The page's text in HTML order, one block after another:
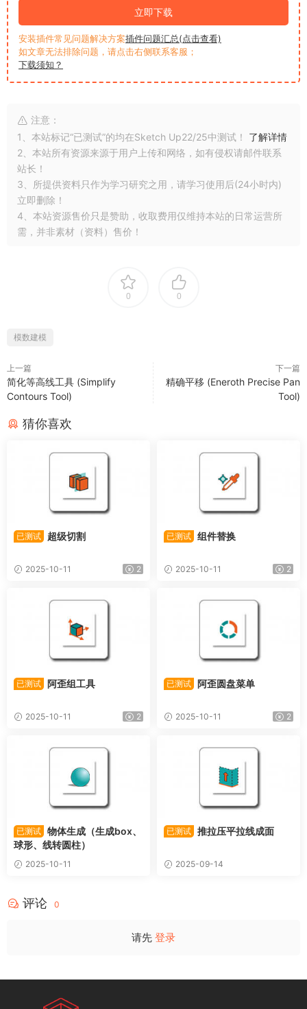
立即下载
安装插件常见问题解决方案插件问题汇总(点击查看)
如文章无法排除问题，请点击右侧联系客服；
下载须知？
注意：
1、本站标记“已测试”的均在Sketch Up22/25中测试！ 了解详情
2、本站所有资源来源于用户上传和网络，如有侵权请邮件联系
站长！
3、所提供资料只作为学习研究之用，请学习使用后(24小时内)
立即删除！
4、本站资源售价只是赞助，收取费用仅维持本站的日常运营所
需，并非素材（资料）售价！
0 0
模数建模
上一篇
简化等高线工具 (Simplify
Contours Tool)
下一篇
精确平移 (Eneroth Precise Pan
Tool)
猜你喜欢
已测试 超级切割
2025-10-11 2
已测试 组件替换
2025-10-11 2
已测试 阿歪组工具
2025-10-11 2
已测试 阿歪圆盘菜单
2025-10-11 2
已测试 物体生成（生成box、
球形、线转圆柱）
2025-10-11
已测试 推拉压平拉线成面
2025-09-14
评论 0
请先 登录